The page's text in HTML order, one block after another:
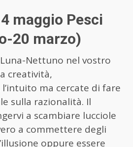
maggio Pesci
20 marzo)
Nettuno nel vostro
creatività,
l’intuito ma cercate di fare
sulla razionalità. Il
a scambiare lucciole
a commettere degli
oppure essere